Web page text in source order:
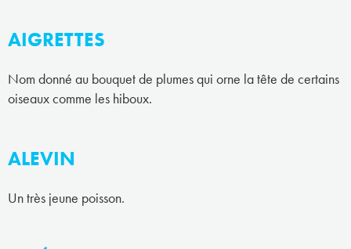
AIGRETTES
Nom donné au bouquet de plumes qui orne la tête de certains
oiseaux comme les hiboux.
ALEVIN
Un très jeune poisson.